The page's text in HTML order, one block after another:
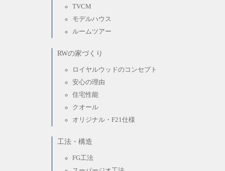
TVCM
モデルハウス
ルームツアー
RWの家づくり
ロイヤルウッドのコンセプト
安心の理由
住宅性能
クオール
オリジナル・F21仕様
工法・構造
FG工法